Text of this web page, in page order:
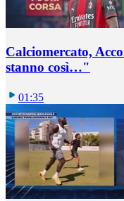
Calciomercato,
stanno così…"
01:35